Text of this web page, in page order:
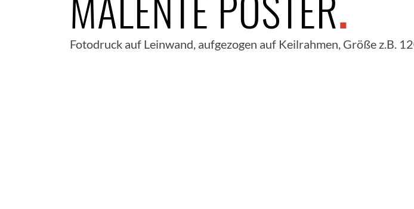
Fotodruck auf Leinwand, aufgezogen auf Keilrahmen, Größe z.B.